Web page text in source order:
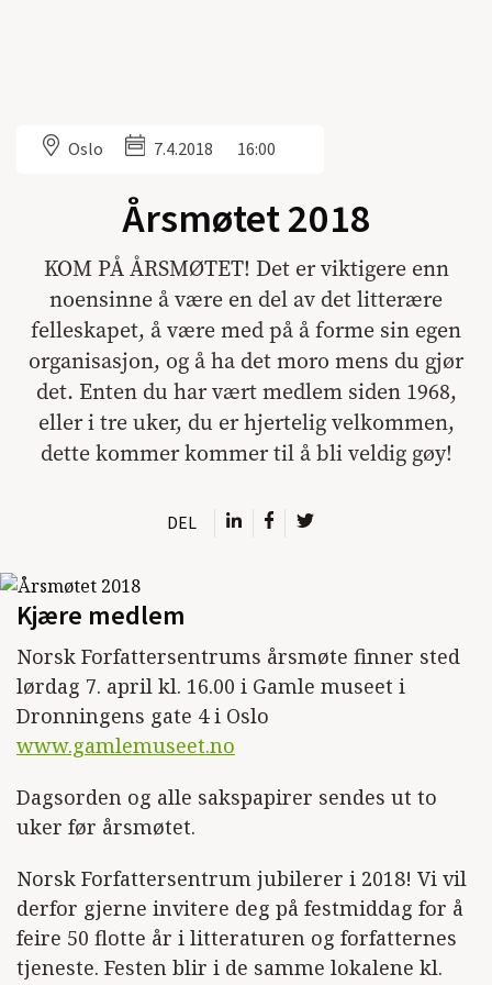
Oslo 7.4.2018 16:00
Årsmøtet 2018
KOM PÅ ÅRSMØTET! Det er viktigere enn
noensinne å være en del av det litterære
felleskapet, å være med på å forme sin egen
organisasjon, og å ha det moro mens du gjør
det. Enten du har vært medlem siden 1968,
eller i tre uker, du er hjertelig velkommen,
dette kommer kommer til å bli veldig gøy!
DEL
Kjære medlem
Norsk Forfattersentrums årsmøte finner sted
lørdag 7. april kl. 16.00 i Gamle museet i
Dronningens gate 4 i Oslo
www.gamlemuseet.no
Dagsorden og alle sakspapirer sendes ut to
uker før årsmøtet.
Norsk Forfattersentrum jubilerer i 2018! Vi vil
derfor gjerne invitere deg på festmiddag for å
feire 50 flotte år i litteraturen og forfatternes
tjeneste. Festen blir i de samme lokalene kl.